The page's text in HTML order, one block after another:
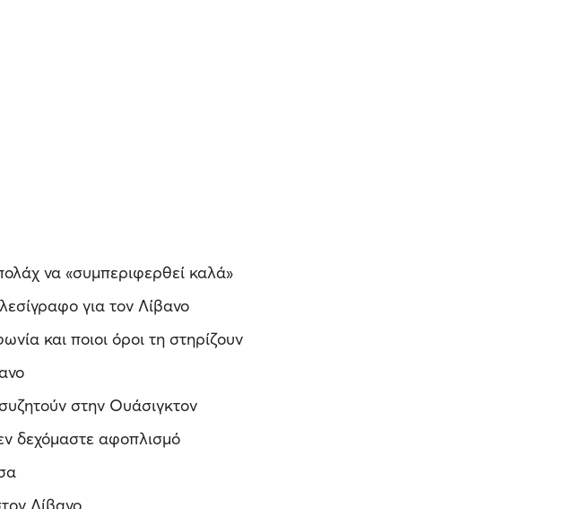
να «συμπεριφερθεί καλά»
για τον Λίβανο
και ποιοι όροι τη στηρίζουν
στην Ουάσιγκτον
δεχόμαστε αφοπλισμό
Λίβανο